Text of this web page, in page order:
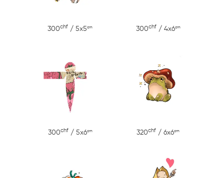
300chf / 5x5cm 300chf / 4x6cm
300chf / 5x6cm 320chf / 6x6cm